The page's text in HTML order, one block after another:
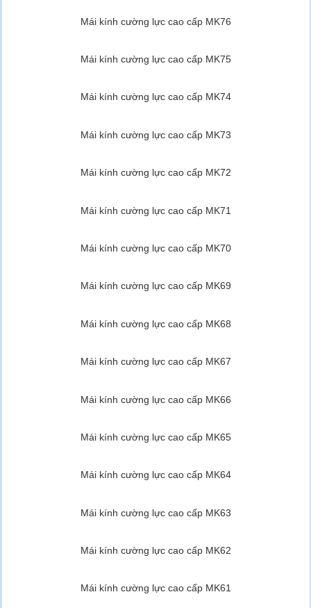
Mái kính cường lực cao cấp MK76
Mái kính cường lực cao cấp MK75
Mái kính cường lực cao cấp MK74
Mái kính cường lực cao cấp MK73
Mái kính cường lực cao cấp MK72
Mái kính cường lực cao cấp MK71
Mái kính cường lực cao cấp MK70
Mái kính cường lực cao cấp MK69
Mái kính cường lực cao cấp MK68
Mái kính cường lực cao cấp MK67
Mái kính cường lực cao cấp MK66
Mái kính cường lực cao cấp MK65
Mái kính cường lực cao cấp MK64
Mái kính cường lực cao cấp MK63
Mái kính cường lực cao cấp MK62
Mái kính cường lực cao cấp MK61